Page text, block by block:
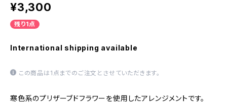
¥3,300
残り1点
International shipping available
この商品は1点までのご注文とさせていただきます。
寒色系のプリザーブドフラワーを使用したアレンジメントです。